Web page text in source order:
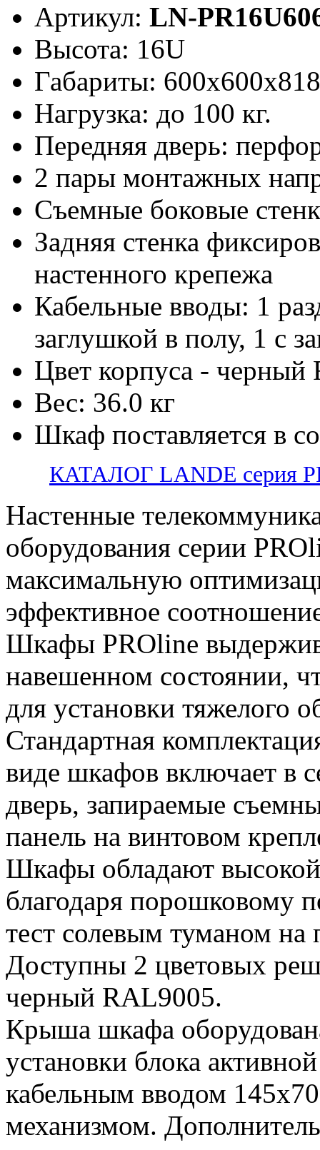
Артикул: LN-
Высота: 16U
Габариты:
Нагрузка: до 100 кг.
Передняя дверь:
2 пары монтажных
Съемные боковые
Задняя стенка
настенного крепежа
Кабельные вводы: 1
заглушкой в полу, 1 с
Цвет корпуса - черный
Вес: 36.0 кг
Шкаф поставляется в
КАТАЛОГ LANDE серия
Настенные
оборудования серии
максимальную
эффективное
Шкафы PROline
навешенном состоянии,
для установки тяжелого
Стандартная
виде шкафов включает в
дверь, запираемые
панель на винтовом
Шкафы обладают
благодаря
тест солевым туманом на
Доступны 2 цветовых
черный RAL9005.
Крыша шкафа
установки блока
кабельным вводом
механизмом.